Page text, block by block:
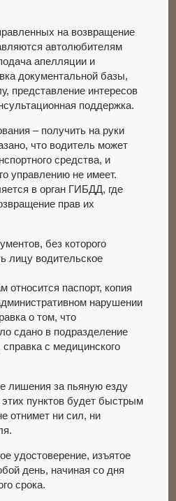
на возвращение
автолюбителям
апелляции и
документальной базы,
представление интересов
поддержка.
– получить на руки
что водитель может
средства, и
управлению не имеет.
в орган ГИБДД, где
прав их
без которого
лицу водительское
относится паспорт, копия
нарушении
о том, что
сдано в подразделение
справка с медицинского
лишения за пьяную езду
пунктов будет быстрым
отнимет ни сил, ни
удостоверение, изъятое
день, начиная со дня
срока.